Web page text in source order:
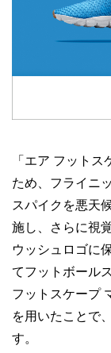
「エア フット
ため、フライニ
スパイクを悪天
施し、さらに視
ウッシュロゴに
てフットボール
フットスケープ
を用いたことで
す。